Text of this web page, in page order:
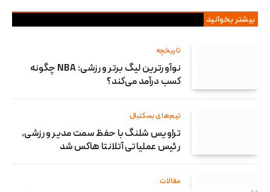
بیشتر بخوانید
تاریخچه
نوآورترین لیگ برتر ورزشی: NBA چگونه
کسب درآمد می‌کند؟
تیم‌های بسکتبال
تراویس شلنگ با حفظ سمت مدیر ورزشی،
رئیس عملیاتی آتلانتا هاکس شد
مقالات